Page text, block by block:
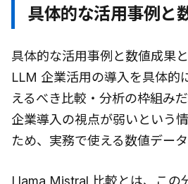
具体的な活用事例と
具体的な活用事例と数値成果
LLM 企業活用の導入を具体的
えるべき比較・分析の枠組み
企業導入の視点が弱いという
ため、実務で使える数値データ
Llama Mistral 比較とは、この